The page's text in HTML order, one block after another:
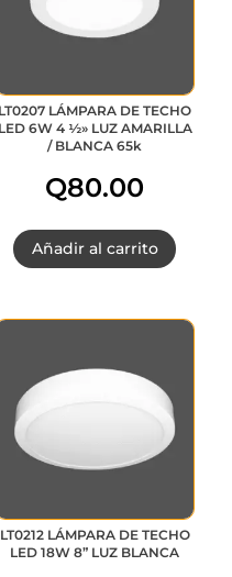
precio
Q252.00.
LT0207 LÁMPARA DE TECHO
LED 6W 4 ½» LUZ AMARILLA
/ BLANCA 65k
Q80.00
Añadir al carrito
LT0212 LÁMPARA DE TECHO
LED 18W 8” LUZ BLANCA